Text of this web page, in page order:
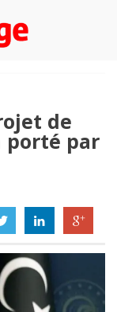
de
porté par